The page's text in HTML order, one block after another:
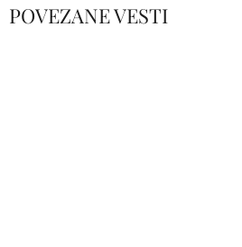
POVEZANE VESTI